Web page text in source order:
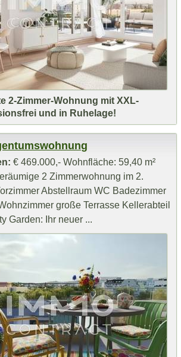
2-Zimmer-Wohnung mit XXL-
und in Ruhelage!
€ 469.000,- Wohnfläche: 59,40 m²
2 Zimmerwohnung im 2.
Abstellraum WC Badezimmer
große Terrasse Kellerabteil
Garden: Ihr neuer ...